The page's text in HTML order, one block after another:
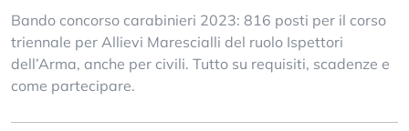
Bando concorso carabinieri 2023: 816 posti per il corso
triennale per Allievi Marescialli del ruolo Ispettori
dell’Arma, anche per civili. Tutto su requisiti, scadenze e
come partecipare.